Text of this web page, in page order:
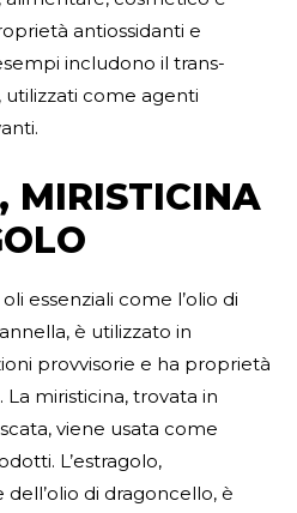
antiossidanti e
includono il trans-
utilizzati come agenti
MIRISTICINA
essenziali come l’olio di
è utilizzato in
provvisorie e ha proprietà
miristicina, trovata in
viene usata come
L’estragolo,
di dragoncello, è